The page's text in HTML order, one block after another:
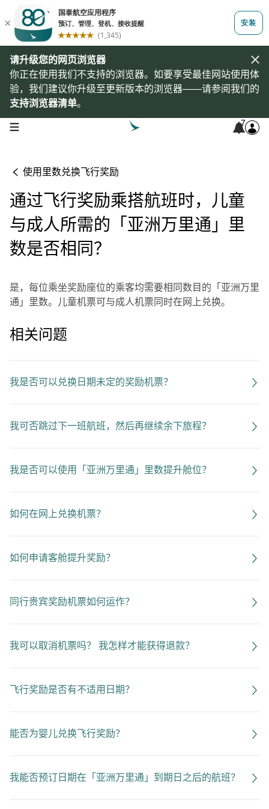
请升级您的网页浏览器
你正在使用我们不支持的浏览器。如要享受最佳网站使用体
验，我们建议你升级至更新版本的浏览器——请参阅我们的
支持浏览器清单。
open navigation menu 7
使用里数兑换飞行奖励
通过飞行奖励乘搭航班时，儿童
与成人所需的「亚洲万里通」里
数是否相同？
是，每位乘坐奖励座位的乘客均需要相同数目的「亚洲万里
通」里数。儿童机票可与成人机票同时在网上兑换。
相关问题
我是否可以兑换日期未定的奖励机票？
我可否跳过下一班航班，然后再继续余下旅程？
我是否可以使用「亚洲万里通」里数提升舱位？
如何在网上兑换机票？
如何申请客舱提升奖励？
同行贵宾奖励机票如何运作？
我可以取消机票吗？ 我怎样才能获得退款？
飞行奖励是否有不适用日期？
能否为婴儿兑换飞行奖励？
我能否预订日期在「亚洲万里通」到期日之后的航班？